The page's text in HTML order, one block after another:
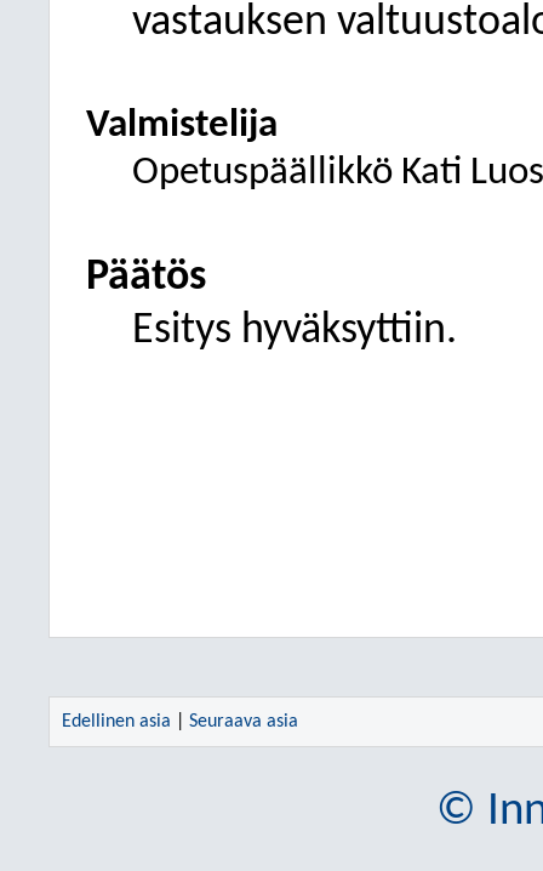
vastauksen
Valmistelija
Opetuspäällikkö Kati
Päätös
Esitys hyväksyttiin.
Edellinen asia Seuraava asia
©